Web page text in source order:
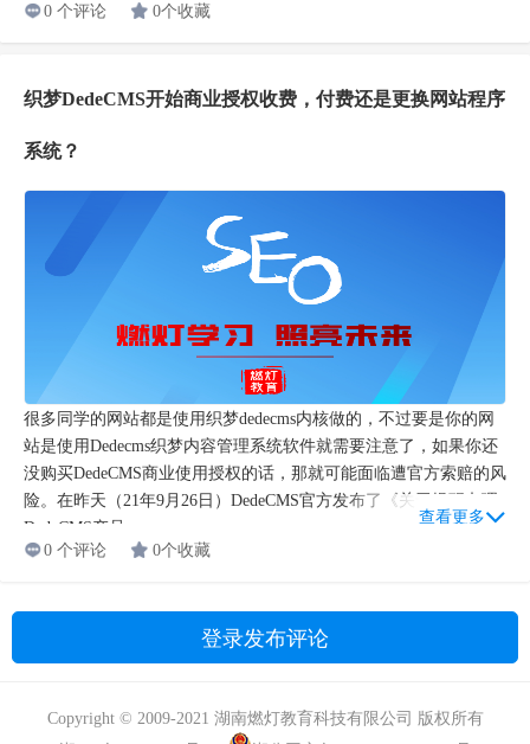
0 个评论
0个收藏
织梦DedeCMS开始商业授权收费，付费还是更换网站程序
系统？
很多同学的网站都是使用织梦dedecms内核做的，不过要是你的网
站是使用Dedecms织梦内容管理系统软件就需要注意了，如果你还
没购买DedeCMS商业使用授权的话，那就可能面临遭官方索赔的风
险。在昨天（21年9月26日）DedeCMS官方发布了《关于提醒办理
DedeCMS产品...
查看更多
0 个评论
0个收藏
登录发布评论
Copyright © 2009-2021 湖南燃灯教育科技有限公司 版权所有